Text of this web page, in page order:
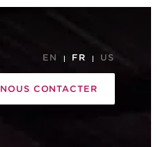
EN FR US
NOUS CONTACTER